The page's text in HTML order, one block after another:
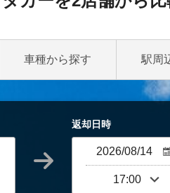
車種から探す 駅周
返却日時